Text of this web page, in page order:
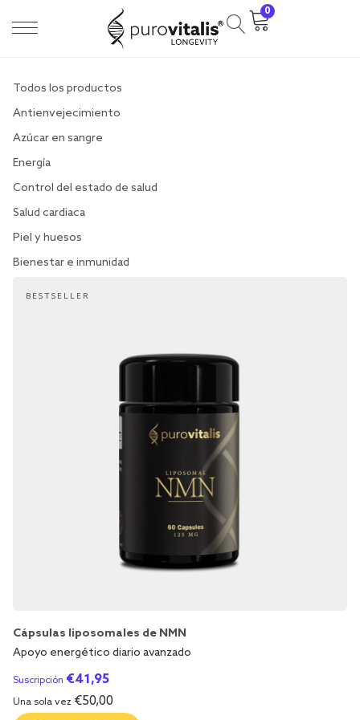
0
Todos los productos
Antienvejecimiento
Azúcar en sangre
Energía
Control del estado de salud
Salud cardiaca
Piel y huesos
Bienestar e inmunidad
BESTSELLER
Cápsulas liposomales de NMN
Apoyo energético diario avanzado
Suscripción €41,95
Una sola vez €50,00